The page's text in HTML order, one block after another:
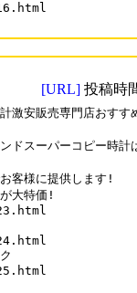
[URL] 投稿時
激安販売専門店おすす
ドスーパーコピー時計
客様に提供します!
大特価!